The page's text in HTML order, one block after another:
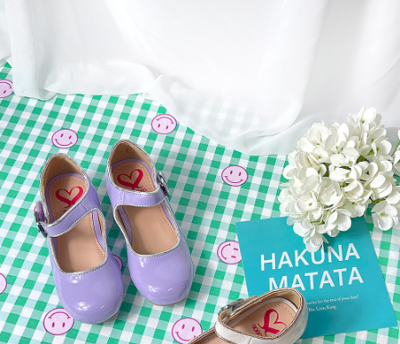
라이프 하세요!